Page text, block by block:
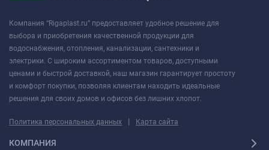
Компания “Rigaplast.ru” предоставляет удобное решение для
выбора и приобретения качественной продукции для
водоснабжения, отопления, канализации, сантехники и
электрики. С широким ассортиментом товаров, доступными
ценами и быстрой доставкой, наш магазин гарантирует простоту
и комфорт покупки, позволяя клиентам находить идеальные
решения для своих домов и офисов без лишних хлопот.
Политика персональных данных | Карта сайта
КОМПАНИЯ